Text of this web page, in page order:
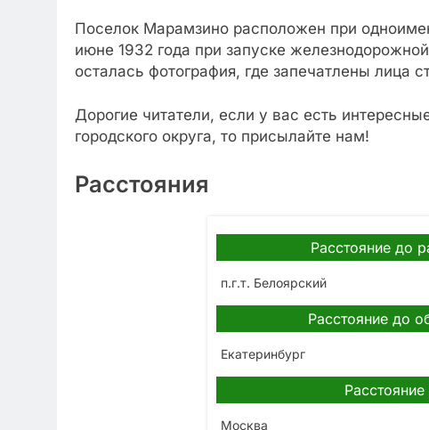
Поселок Марамзино расположен при
июне 1932 года при запуске
осталась фотография, где запечатлены лица
Дорогие читатели, если у вас есть
городского округа, то присылайте нам!
Расстояния
Расстояние до
п.г.т. Белоярский
Расстояние до
Екатеринбург
Москва